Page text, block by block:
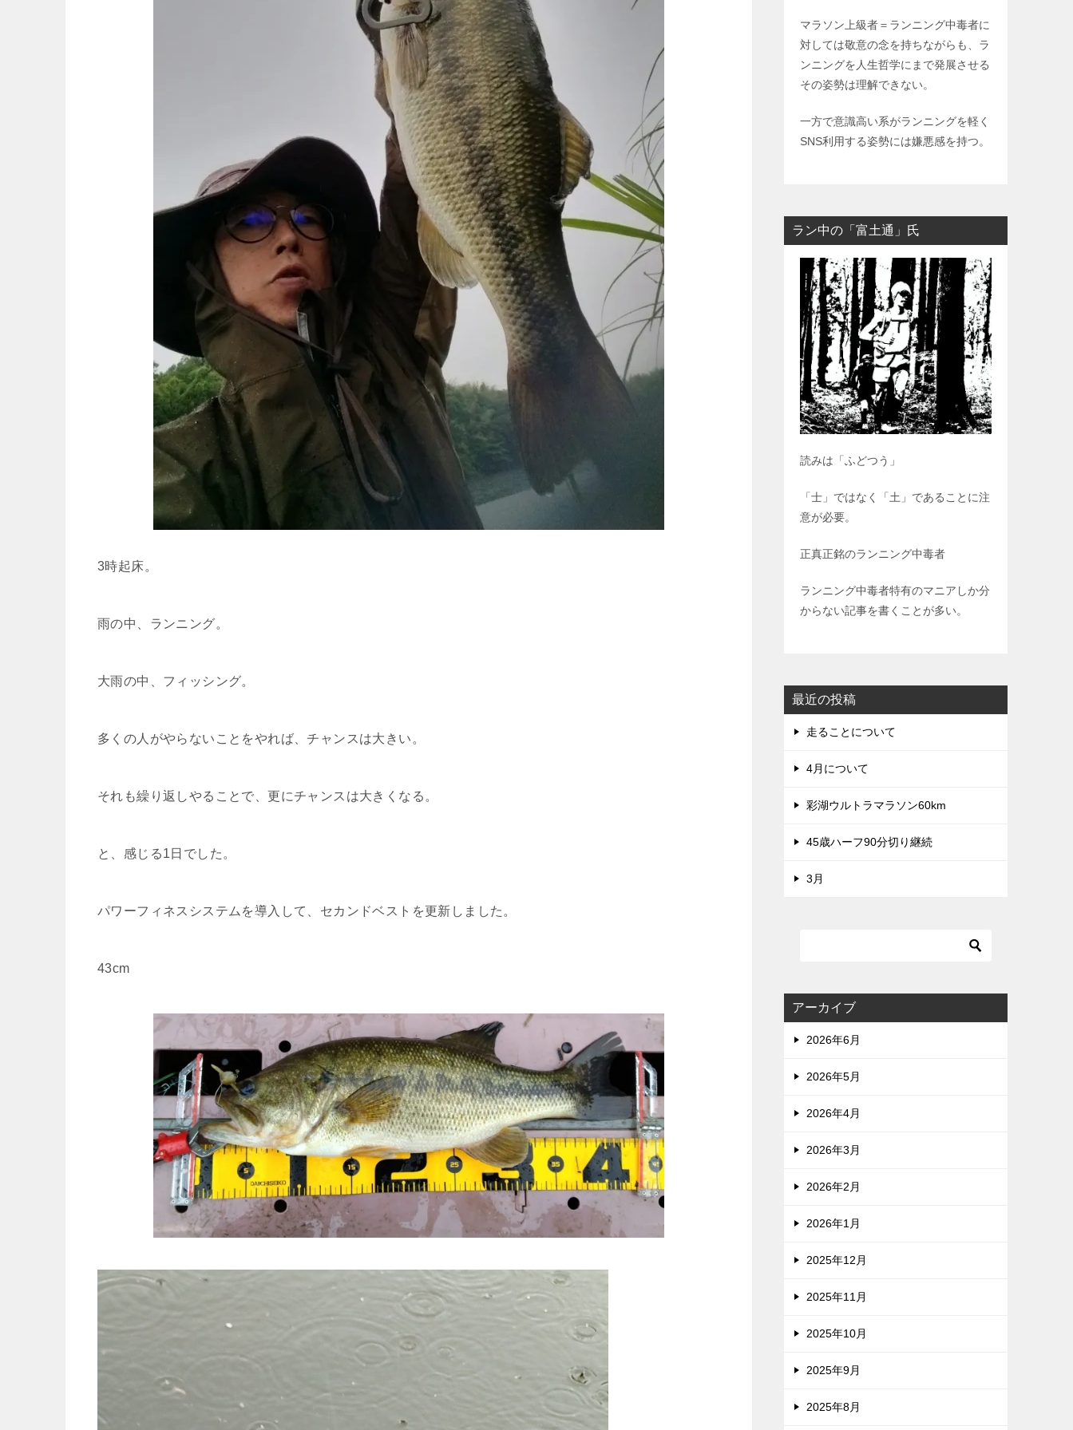
3時起床。
雨の中、ランニング。
大雨の中、フィッシング。
多くの人がやらないことをやれば、チャンスは大きい。
それも繰り返しやることで、更にチャンスは大きくなる。
と、感じる1日でした。
パワーフィネスシステムを導入して、セカンドベストを更新しました。
43cm
動
プ
レ
マラソン上級者＝ランニング中毒者に
対しては敬意の念を持ちながらも、ラ
ンニングを人生哲学にまで発展させる
その姿勢は理解できない。
一方で意識高い系がランニングを軽く
SNS利用する姿勢には嫌悪感を持つ。
ラン中の「富土通」氏
読みは「ふどつう」
「士」ではなく「土」であることに注
意が必要。
正真正銘のランニング中毒者
ランニング中毒者特有のマニアしか分
からない記事を書くことが多い。
最近の投稿
走ることについて
4月について
彩湖ウルトラマラソン60km
45歳ハーフ90分切り継続
3月
アーカイブ
2026年6月
2026年5月
2026年4月
2026年3月
2026年2月
2026年1月
2025年12月
2025年11月
2025年10月
2025年9月
2025年8月